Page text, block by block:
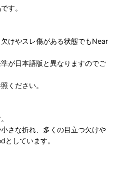
す。
けやスレ傷がある状態でもNear
が日本語版と異なりますのでご
ください。
さな折れ、多くの目立つ欠けや
しています。